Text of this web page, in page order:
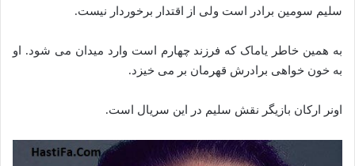
سلیم سومین برادر است ولی از اقتدار برخوردار نیست.
به همین خاطر یاماک که فرزند چهارم است وارد میدان می شود. او
به خون خواهی برادرش قهرمان بر می خیزد.
اونر ارکان بازیگر نقش سلیم در این سریال است.